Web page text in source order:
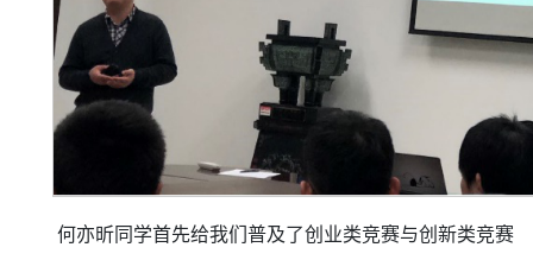
何亦昕同学首先给我们普及了创业类竞赛与创新类竞赛